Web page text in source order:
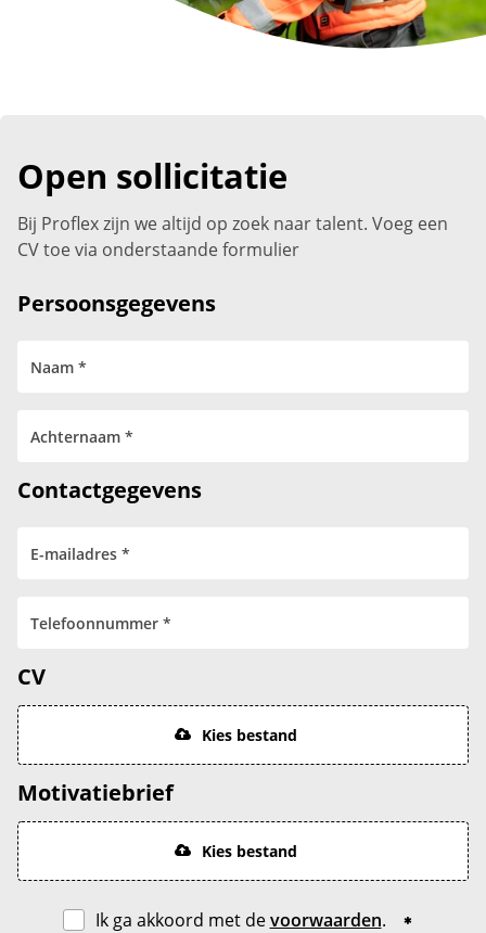
Open sollicitatie
Bij Proflex zijn we altijd op zoek naar talent. Voeg een
CV toe via onderstaande formulier
Persoonsgegevens
Contactgegevens
CV
Kies bestand
Motivatiebrief
Kies bestand
Ik ga akkoord met devoorwaarden.